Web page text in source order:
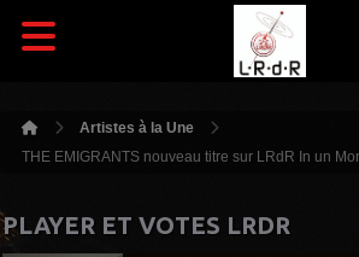
Artistes à la Une
THE EMIGRANTS nouveau titre sur LRdR In un
PLAYER ET VOTES LRDR